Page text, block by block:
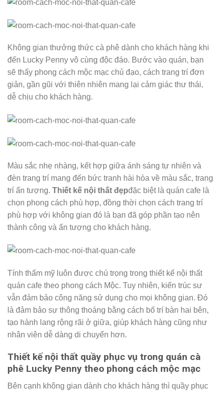
Không gian thưởng thức cà phê dành cho khách hàng khi
đến Lucky Penny vô cùng độc đáo. Bước vào quán, bạn
sẽ thấy phong cách mộc mạc chủ đạo, cách trang trí đơn
giản, gần gũi với thiên nhiên mang lại cảm giác thư thái,
dễ chịu cho khách hàng.
Màu sắc nhẹ nhàng, kết hợp giữa ánh sáng tự nhiên và
đèn trang trí mang đến bức tranh hài hòa về màu sắc, trang
trí ấn tượng. Thiết kế nội thất đẹpđặc biệt là quán cafe là
chọn phong cách phù hợp, đồng thời chọn cách trang trí
phù hợp với không gian đó là bạn đã góp phần tạo nên
thành công và ấn tượng cho khách hàng.
Tính thẩm mỹ luôn được chú trọng trong thiết kế nội thất
quán cafe theo phong cách Mộc. Tuy nhiên, kiến ​​trúc sư
vẫn đảm bảo công năng sử dụng cho mọi không gian. Đó
là đảm bảo sự thông thoáng bằng cách bố trí bàn hai bên,
tạo hành lang rộng rãi ở giữa, giúp khách hàng cũng như
nhân viên dễ dàng di chuyển hơn.
Thiết kế nội thất quầy phục vụ trong quán cà
phê Lucky Penny theo phong cách mộc mạc
Bên cạnh không gian dành cho khách hàng thì quầy phục